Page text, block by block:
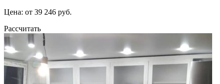
Цена: от 39 246 руб.
Рассчитать